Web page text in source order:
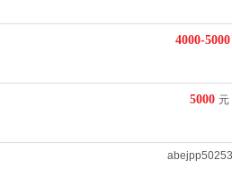
4000-5000
5000 元